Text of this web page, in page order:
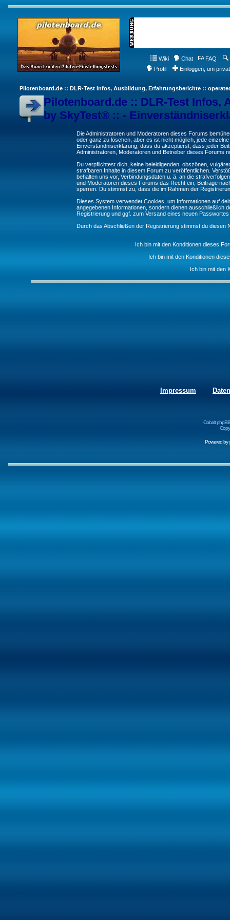
Wiki Chat FAQ
Profil
Einloggen, um
Pilotenboard.de :: DLR-Test Infos, Ausbildung, Erfahrungsberichte ::
Pilotenboard.de :: DLR-Test
by SkyTest® :: -
Die Administratoren und Moderatoren dieses Forums
oder ganz zu löschen, aber es ist nicht möglich, jede
Einverständniserklärung, dass du akzeptierst, dass jeder
Administratoren, Moderatoren und Betreiber dieses Forums
Du verpflichtest dich, keine beleidigenden, obszönen,
strafbaren Inhalte in diesem Forum zu veröffentlichen.
behalten uns vor, Verbindungsdaten u. ä. an die
und Moderatoren dieses Forums das Recht ein, Beiträge
sperren. Du stimmst zu, dass die im Rahmen der
Dieses System verwendet Cookies, um Informationen auf
angegebenen Informationen, sondern dienen ausschließlich
Registrierung und ggf. zum Versand eines neuen
Durch das Abschließen der Registrierung stimmst du diesen
Ich bin mit den Konditionen dieses
Ich bin mit den Konditionen
Ich bin mit den
Impressum
Cobalt
Powered by